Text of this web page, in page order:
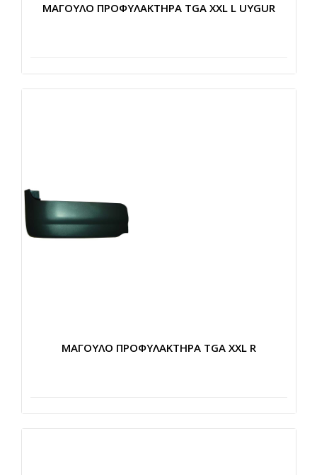
ΜΑΓΟΥΛΟ ΠΡΟΦΥΛΑΚΤΗΡΑ TGA XXL L UYGUR
ΜΑΓΟΥΛΟ ΠΡΟΦΥΛΑΚΤΗΡΑ TGA XXL R